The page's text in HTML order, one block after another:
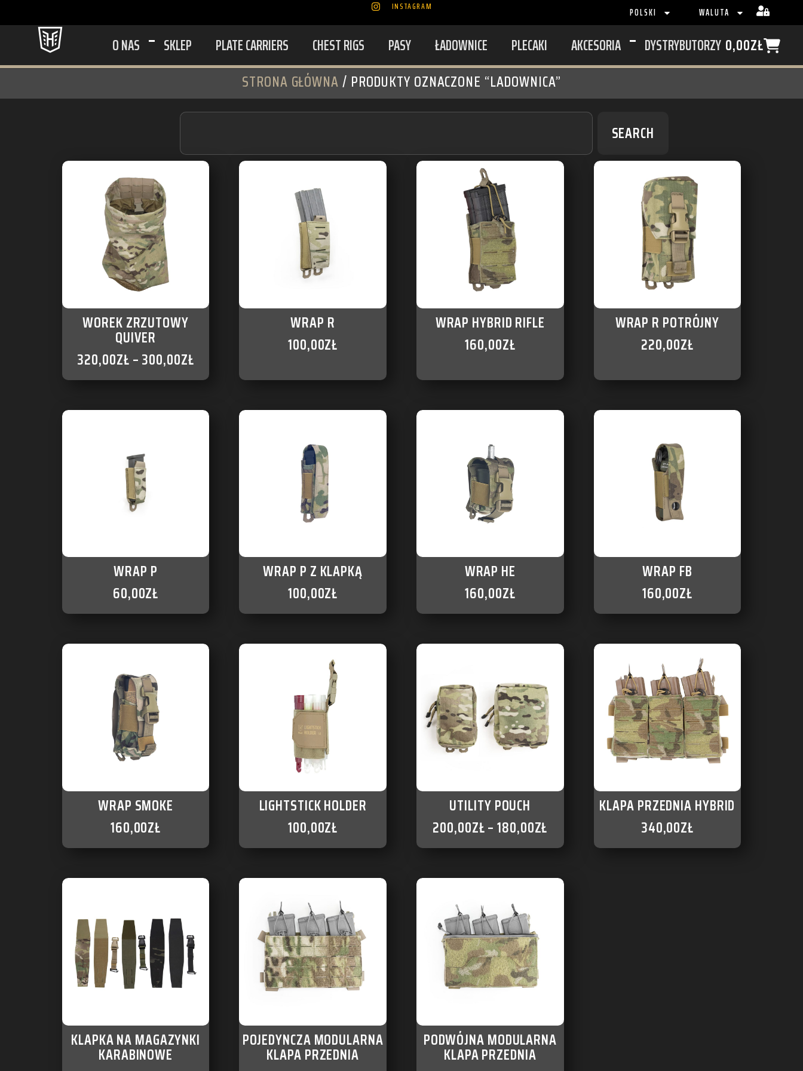
INSTAGRAM POLSKI WALUTA
O NAS SKLEP PLATE CARRIERS CHEST RIGS PASY ŁADOWNICE PLECAKI AKCESORIA DYSTRYBUTORZY 0,00ZŁ
STRONA GŁÓWNA/ PRODUKTY OZNACZONE “LADOWNICA”
SEARCH
WOREK ZRZUTOWY
QUIVER
300,00ZŁ
–
320,00ZŁ
WRAP R
100,00ZŁ
WRAP HYBRID RIFLE
160,00ZŁ
WRAP R POTRÓJNY
220,00ZŁ
WRAP P
60,00ZŁ
WRAP P Z KLAPKĄ
100,00ZŁ
WRAP HE
160,00ZŁ
WRAP FB
160,00ZŁ
WRAP SMOKE
160,00ZŁ
LIGHTSTICK HOLDER
100,00ZŁ
UTILITY POUCH
180,00ZŁ
–
200,00ZŁ
KLAPA PRZEDNIA HYBRID
340,00ZŁ
KLAPKA NA MAGAZYNKI
KARABINOWE
POJEDYNCZA MODULARNA
KLAPA PRZEDNIA
PODWÓJNA MODULARNA
KLAPA PRZEDNIA